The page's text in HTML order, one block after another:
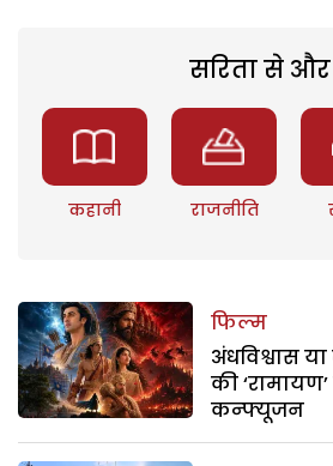
सरिता से और
कहानी राजनीति
फिल्म
अंधविश्वास
की
कन्फ्यूजन